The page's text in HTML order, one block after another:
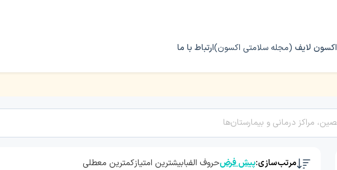
اکسون لایف (مجله سلامتی اکسون)ارتباط با ما
مرتب‌سازی:پیش فرضحروف الفبابیشترین امتیازکمترین معطلی